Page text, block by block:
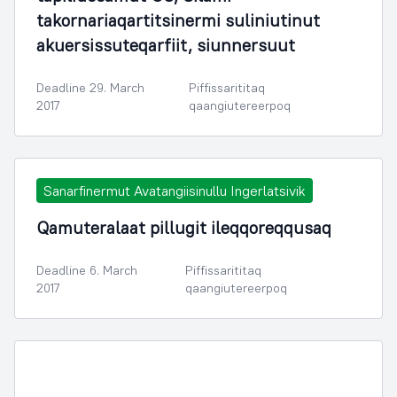
takornariaqartitsinermi suliniutinut
akuersissuteqarfiit, siunnersuut
Deadline 29. March
2017
Piffissarititaq
qaangiutereerpoq
Sanarfinermut Avatangiisinullu Ingerlatsivik
Qamuteralaat pillugit ileqqoreqqusaq
Deadline 6. March
2017
Piffissarititaq
qaangiutereerpoq